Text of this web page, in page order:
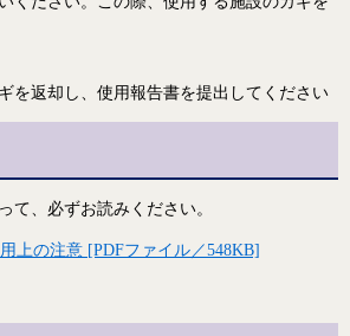
を返却し、使用報告書を提出してください
て、必ずお読みください。
上の注意 [PDFファイル／548KB]